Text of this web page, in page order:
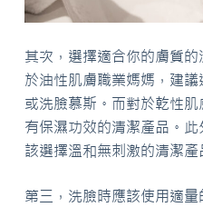
其次，選擇適合你的膚質
於油性肌膚職業媽媽，建
或洗臉慕斯。而對於乾性
有保濕功效的清潔產品。
該選擇溫和無刺激的清潔產
第三，洗臉時應該使用適